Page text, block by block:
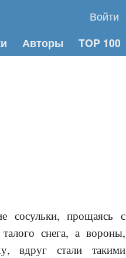
Войти
Авторы TOP 100
сосульки, прощаясь с
снега, а вороны,
вдруг стали такими